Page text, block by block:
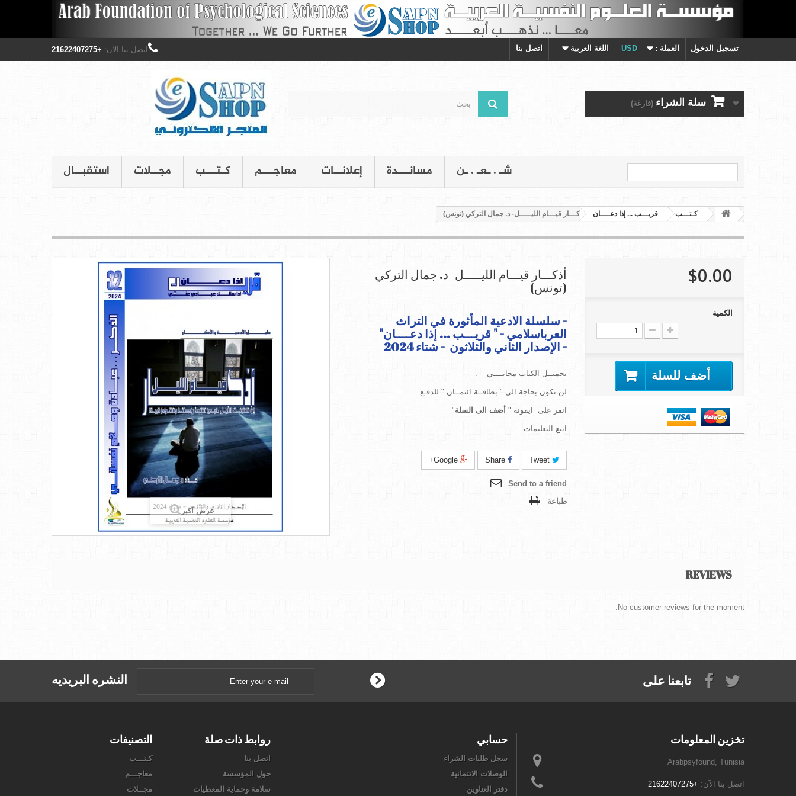
تسجيل الدخول العملة : USD اللغة العربية اتصل بنا اتصل بنا الآن: +21622407275
سلة الشراء (فارغة)
استقبــال مجــلات كـتـــب معاجـــم إعلانــات مسانـــدة شـ . ـعـ . ـن
كـتـــب قريـــب ... إذا دعــــان أذكـــار قيـــام الليـــــل- د. جمال التركي (تونس)
عرض أكبر
أذكـــار قيـــام الليـــــل- د. جمال التركي
(تونس)
- سلسلة الادعية المأثورة في التراث
العرباسلامي - " قريـــب ... إذا دعــــان"
- الإصدار الثاني والثلاثون - شتاء 2024
تحميــل الكتاب مجانــــي .
لن تكون بحاجة الى " بطاقــة ائتمــان " للدفـع.
انقر على ايقونة " أضف الى السلة"
اتبع التعليمات...
Tweet
Share
Google+
Send to a friend
طباعة
$0.00
الكمية
أضف للسلة
REVIEWS
No customer reviews for the moment.
النشره البريديه تابعنا على
التصنيفات
كـتـــب
معاجـــم
مجــلات
روابط ذات صلة
اتصل بنا
حول المؤسسة
سلامة وحماية المعطيات
حسابي
سجل طلبات الشراء
الوصلات الائتمانية
دفتر العناوين
تخزين المعلومات
Arabpsyfound, Tunisia
اتصل بنا الآن: +21622407275